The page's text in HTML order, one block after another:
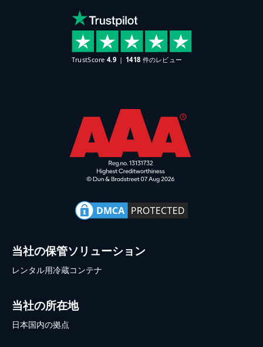
当社の保管ソリューション
レンタル用冷蔵コンテナ
当社の所在地
日本国内の拠点